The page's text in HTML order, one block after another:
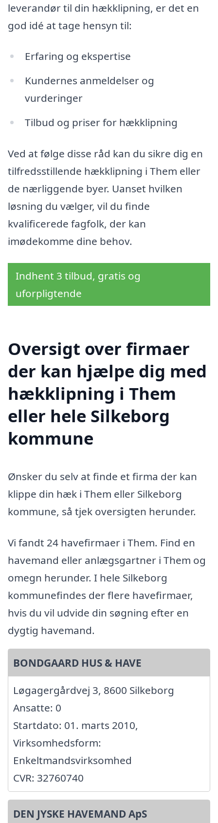
leverandør til din hækklipning, er det en
god idé at tage hensyn til:
Erfaring og ekspertise
Kundernes anmeldelser og
vurderinger
Tilbud og priser for hækklipning
Ved at følge disse råd kan du sikre dig en
tilfredsstillende hækklipning i Them eller
de nærliggende byer. Uanset hvilken
løsning du vælger, vil du finde
kvalificerede fagfolk, der kan
imødekomme dine behov.
Indhent 3 tilbud, gratis og
uforpligtende
Oversigt over firmaer
der kan hjælpe dig med
hækklipning i Them
eller hele Silkeborg
kommune
Ønsker du selv at finde et firma der kan
klippe din hæk i Them eller Silkeborg
kommune, så tjek oversigten herunder.
Vi fandt 24 havefirmaer i Them. Find en
havemand eller anlægsgartner i Them og
omegn herunder. I hele Silkeborg
kommunefindes der flere havefirmaer,
hvis du vil udvide din søgning efter en
dygtig havemand.
BONDGAARD HUS & HAVE
Løgagergårdvej 3, 8600 Silkeborg
Ansatte: 0
Startdato: 01. marts 2010,
Virksomhedsform:
Enkeltmandsvirksomhed
CVR: 32760740
DEN JYSKE HAVEMAND ApS